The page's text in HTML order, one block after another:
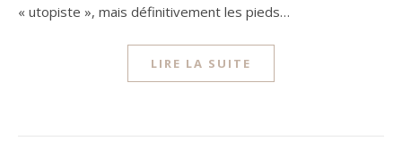
« utopiste », mais définitivement les pieds…
LIRE LA SUITE